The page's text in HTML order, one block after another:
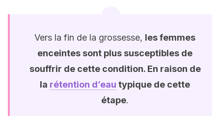
Vers la fin de la grossesse, les femmes
enceintes sont plus susceptibles de
souffrir de cette condition. En raison de
la rétention d’eau typique de cette
étape.